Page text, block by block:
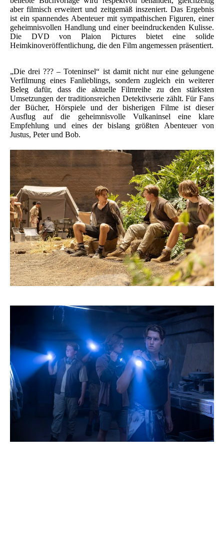
aber filmisch erweitert und zeitgemäß inszeniert. Das Ergebnis
ist ein spannendes Abenteuer mit sympathischen Figuren, einer
geheimnisvollen Handlung und einer beeindruckenden Kulisse.
Die DVD von Plaion Pictures bietet eine solide
Heimkinoveröffentlichung, die den Film angemessen präsentiert.
„Die drei ??? – Toteninsel“ ist damit nicht nur eine gelungene
Verfilmung eines Fanlieblings, sondern zugleich ein weiterer
Beleg dafür, dass die aktuelle Filmreihe zu den stärksten
Umsetzungen der traditionsreichen Detektivserie zählt. Für Fans
der Bücher, Hörspiele und der bisherigen Filme ist dieser
Ausflug auf die geheimnisvolle Vulkaninsel eine klare
Empfehlung und eines der bislang größten Abenteuer von
Justus, Peter und Bob.